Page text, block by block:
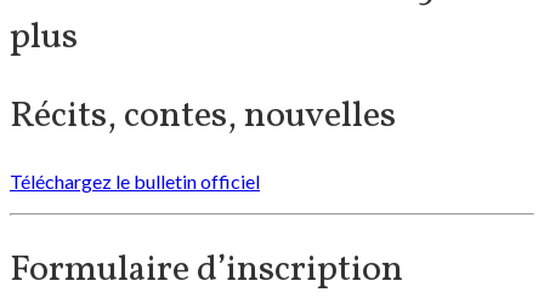
plus
Récits, contes, nouvelles
Téléchargez le bulletin officiel
Formulaire d’inscription